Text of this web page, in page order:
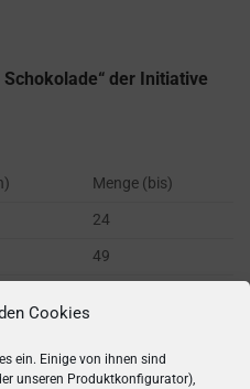
Cookies
ein. Einige von ihnen sind
unseren Produktkonfigurator),
der Initiative
Menge (bis)
24
49
500